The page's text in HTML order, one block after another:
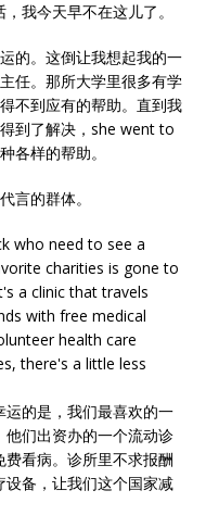
我今天早不在这儿了。
的。这倒让我想起我的一
任。那所大学里很多有学
不到应有的帮助。直到我
到了解决，she went to
样的帮助。
言的群体。
who need to see a
charities is gone to
a clinic that travels
with free medical
health care
there's a little less
的是，我们最喜欢的一
们出资办的一个流动诊
看病。诊所里不求报酬
备，让我们这个国家减